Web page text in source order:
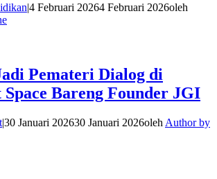
|4 Februari 20264 Februari 2026oleh
Pemateri Dialog di
Space Bareng Founder JGI
|30 Januari 202630 Januari 2026oleh Author by